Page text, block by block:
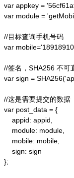
var appkey =
var module =
//目标查询手机号码
var
//签名，SHA256 不可
var sign =
//这是需要提交的数据
var post_data = {
    appid: appid,
    module: module,
    mobile: mobile,
    sign: sign
};